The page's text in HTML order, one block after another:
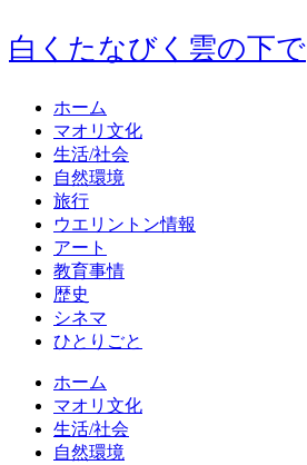
白くたなびく雲の下で
ホーム
マオリ文化
生活/社会
自然環境
旅行
ウエリントン情報
アート
教育事情
歴史
シネマ
ひとりごと
ホーム
マオリ文化
生活/社会
自然環境